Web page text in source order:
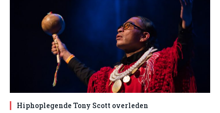
Hiphoplegende Tony Scott overleden